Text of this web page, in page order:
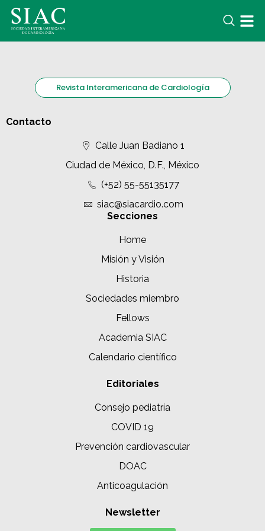
Revista Interamericana de Cardiología
Contacto
Calle Juan Badiano 1
Ciudad de México, D.F., México
(+52) 55-55135177
siac@siacardio.com
Secciones
Home
Misión y Visión
Historia
Sociedades miembro
Fellows
Academia SIAC
Calendario científico
Editoriales
Consejo pediatría
COVID 19
Prevención cardiovascular
DOAC
Anticoagulación
Newsletter